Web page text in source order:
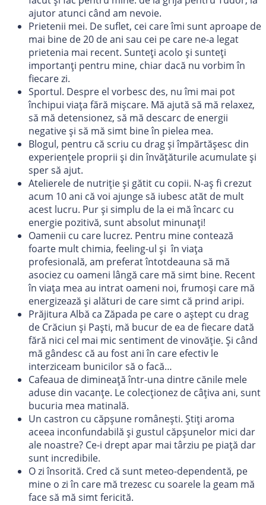
ajutor atunci când am nevoie.
Prietenii mei. De suflet, cei care îmi sunt aproape de
mai bine de 20 de ani sau cei pe care ne-a legat
prietenia mai recent. Sunteți acolo și sunteți
importanți pentru mine, chiar dacă nu vorbim în
fiecare zi.
Sportul. Despre el vorbesc des, nu îmi mai pot
închipui viața fără mișcare. Mă ajută să mă relaxez,
să mă detensionez, să mă descarc de energii
negative și să mă simt bine în pielea mea.
Blogul, pentru că scriu cu drag și împărtășesc din
experiențele proprii și din învățăturile acumulate și
sper să ajut.
Atelierele de nutriție și gătit cu copii. N-aș fi crezut
acum 10 ani că voi ajunge să iubesc atăt de mult
acest lucru. Pur și simplu de la ei mă încarc cu
energie pozitivă, sunt absolut minunați!
Oamenii cu care lucrez. Pentru mine contează
foarte mult chimia, feeling-ul și în viața
profesională, am preferat întotdeauna să mă
asociez cu oameni lângă care mă simt bine. Recent
în viața mea au intrat oameni noi, frumoși care mă
energizează și alături de care simt că prind aripi.
Prăjitura Albă ca Zăpada pe care o aștept cu drag
de Crăciun și Paști, mă bucur de ea de fiecare dată
fără nici cel mai mic sentiment de vinovăție. Și când
mă gândesc că au fost ani în care efectiv le
interziceam bunicilor să o facă…
Cafeaua de dimineață într-una dintre cănile mele
aduse din vacanțe. Le colecționez de câțiva ani, sunt
bucuria mea matinală.
Un castron cu căpșune românești. Știți aroma
aceea inconfundabilă și gustul căpșunelor mici dar
ale noastre? Ce-i drept apar mai târziu pe piață dar
sunt incredibile.
O zi însorită. Cred că sunt meteo-dependentă, pe
mine o zi în care mă trezesc cu soarele la geam mă
face să mă simt fericită.